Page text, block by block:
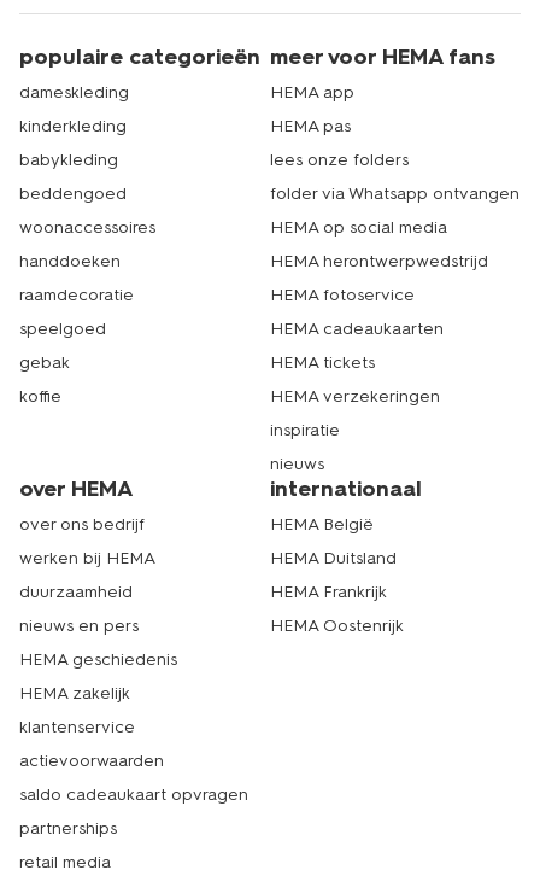
populaire categorieën
dameskleding
kinderkleding
babykleding
beddengoed
woonaccessoires
handdoeken
raamdecoratie
speelgoed
gebak
koffie
meer voor HEMA fans
HEMA app
HEMA pas
lees onze folders
folder via Whatsapp ontvangen
HEMA op social media
HEMA herontwerpwedstrijd
HEMA fotoservice
HEMA cadeaukaarten
HEMA tickets
HEMA verzekeringen
inspiratie
nieuws
over HEMA
over ons bedrijf
werken bij HEMA
duurzaamheid
nieuws en pers
HEMA geschiedenis
HEMA zakelijk
klantenservice
actievoorwaarden
saldo cadeaukaart opvragen
partnerships
retail media
internationaal
HEMA België
HEMA Duitsland
HEMA Frankrijk
HEMA Oostenrijk